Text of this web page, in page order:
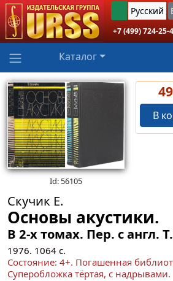
Русский
+7 (499) 724-25-
Каталог
Id: 56105
В
Скучик Е.
Основы акустики.
В 2-х томах. Пер. с англ.
1976. 1064 с.
Состояние: 4+. Погашенная
Суперобложка тёртая, с надрывами.